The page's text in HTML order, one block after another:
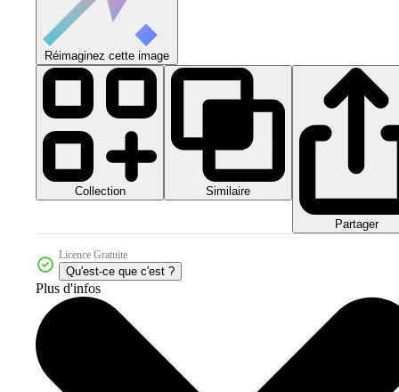
Réimaginez cette image
Collection Similaire
Partager
Licence Gratuite
Qu'est-ce que c'est ?
Plus d'infos